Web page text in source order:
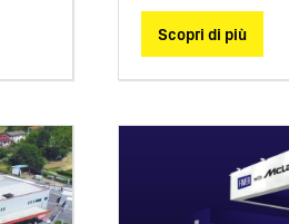
Scopri di più